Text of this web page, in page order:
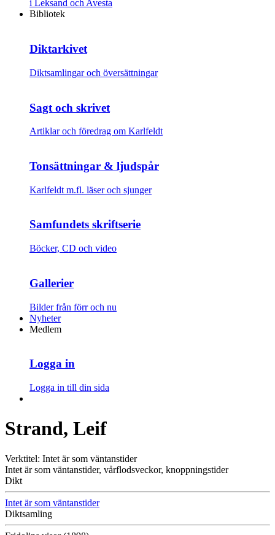
i Leksand och Avesta
Bibliotek
Diktarkivet
Diktsamlingar och översättningar
Sagt och skrivet
Artiklar och föredrag om Karlfeldt
Tonsättningar & ljudspår
Karlfeldt m.fl. läser och sjunger
Samfundets skriftserie
Böcker, CD och video
Gallerier
Bilder från förr och nu
Nyheter
Medlem
Logga in
Logga in till din sida
Strand, Leif
Verktitel: Intet är som väntanstider
Intet är som väntanstider, vårflodsveckor, knoppningstider
Dikt
Intet är som väntanstider
Diktsamling